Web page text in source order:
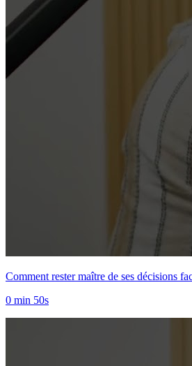
Comment rester maître de ses décisions
0 min 50s